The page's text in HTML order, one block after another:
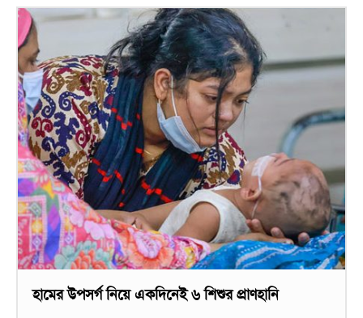
হামের উপসর্গ নিয়ে একদিনেই ৬ শিশুর প্রাণহানি